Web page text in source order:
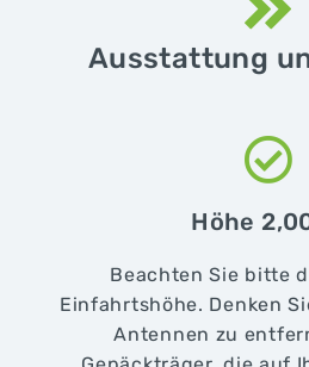
Ausstattung
Höhe
Beachten Sie bitte
Einfahrtshöhe. Denken
Antennen zu